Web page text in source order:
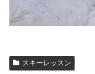
スキーレッスン